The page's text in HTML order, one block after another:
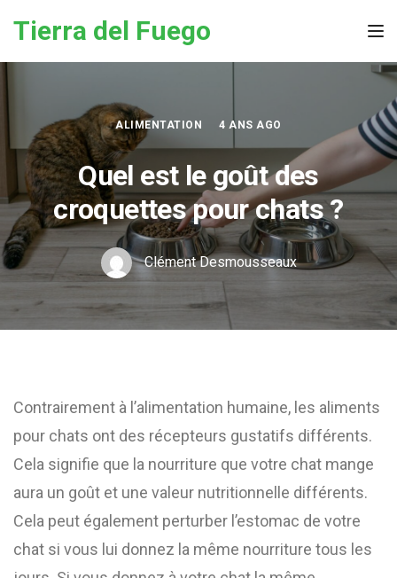
Tierra del Fuego
ALIMENTATION 4 ANS AGO
Quel est le goût des
croquettes pour chats ?
Clément Desmousseaux
Contrairement à l’alimentation humaine, les aliments
pour chats ont des récepteurs gustatifs différents.
Cela signifie que la nourriture que votre chat mange
aura un goût et une valeur nutritionnelle différents.
Cela peut également perturber l’estomac de votre
chat si vous lui donnez la même nourriture tous les